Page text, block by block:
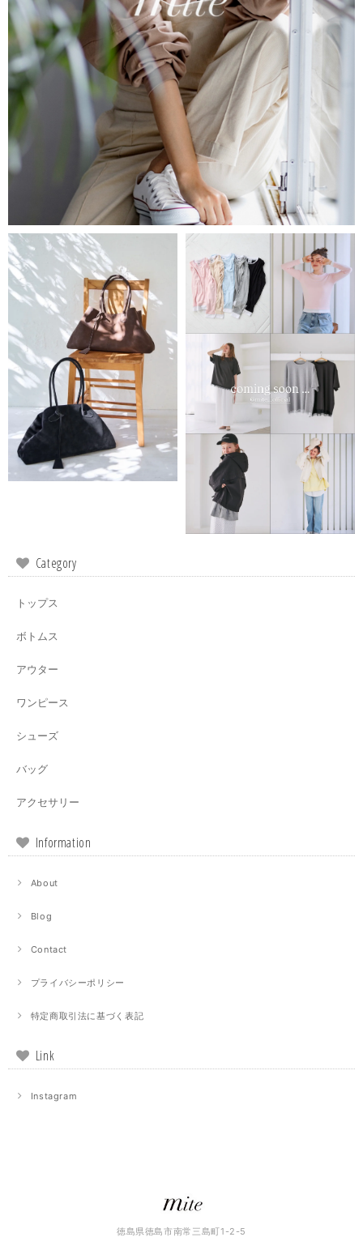
Category
トップス
ボトムス
アウター
ワンピース
シューズ
バッグ
アクセサリー
Information
About
Blog
Contact
プライバシーポリシー
特定商取引法に基づく表記
Link
Instagram
徳島県徳島市南常三島町1-2-5